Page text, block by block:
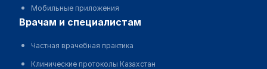
Мобильные приложения
врачам и специалистам
Частная врачебная практика
Клинические протоколы Казахстан